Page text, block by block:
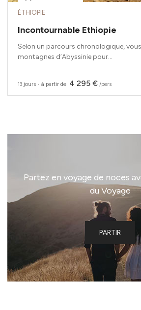
ÉTHIOPIE
Incontournable Ethiopie
Selon un parcours chronologique,
montagnes d’Abyssinie pour...
13 jours ‧ à partir de 4 295 € /pers
Partez en voyage de noces
du Voyage
PARTIR